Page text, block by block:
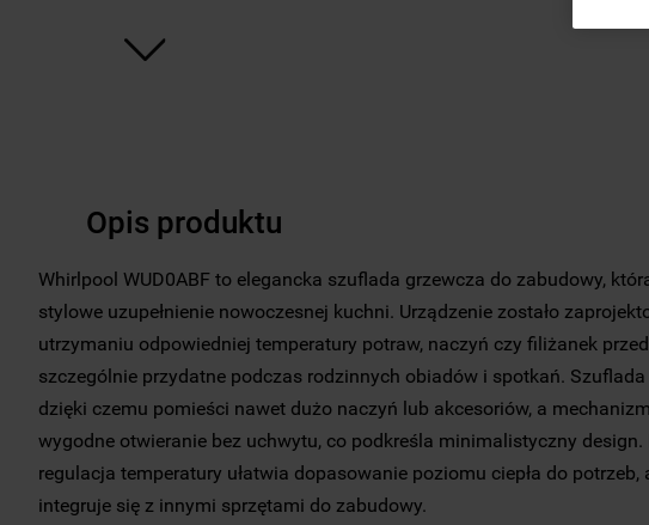
Opis produktu
Whirlpool WUD0ABF to elegancka szuflada grzewcza do zabudowy,
stylowe uzupełnienie nowoczesnej kuchni. Urządzenie zostało
utrzymaniu odpowiedniej temperatury potraw, naczyń czy filiżanek
szczególnie przydatne podczas rodzinnych obiadów i spotkań.
dzięki czemu pomieści nawet dużo naczyń lub akcesoriów, a
wygodne otwieranie bez uchwytu, co podkreśla minimalistyczny design.
regulacja temperatury ułatwia dopasowanie poziomu ciepła do
integruje się z innymi sprzętami do zabudowy.
na